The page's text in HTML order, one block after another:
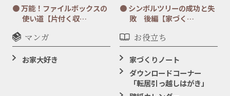
万能！ファイルボックスの
使い道【片付く収…
シンボルツリーの成功と失
敗 後編【家づく…
マンガ
お家大好き
お役立ち
家づくりノート
ダウンロードコーナー
「転居引っ越しはがき」